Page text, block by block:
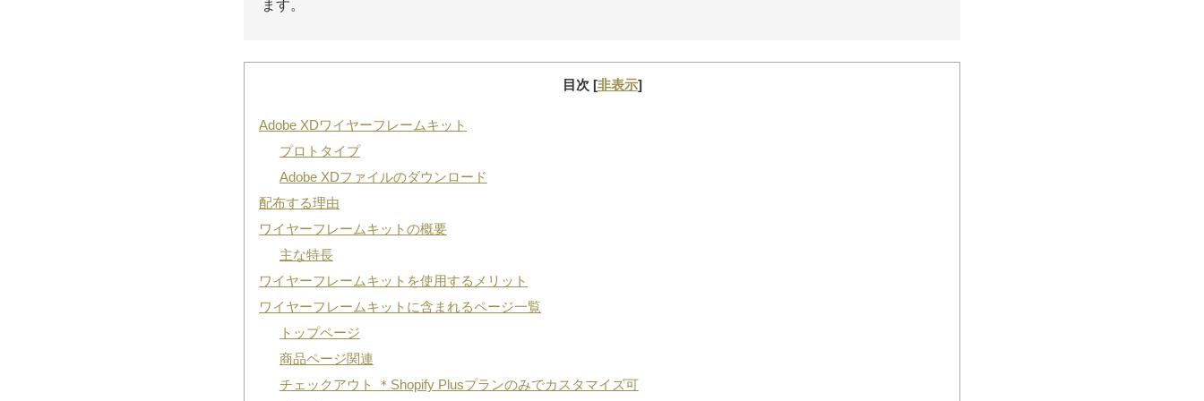
ます。
目次 [非表示]
Adobe XDワイヤーフレームキット
プロトタイプ
Adobe XDファイルのダウンロード
配布する理由
ワイヤーフレームキットの概要
主な特長
ワイヤーフレームキットを使用するメリット
ワイヤーフレームキットに含まれるページ一覧
トップページ
商品ページ関連
チェックアウト ＊Shopify Plusプランのみでカスタマイズ可